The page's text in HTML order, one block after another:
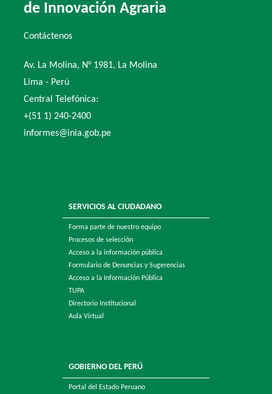
de Innovación Agraria
Contáctenos
Av. La Molina, N° 1981, La Molina
Lima - Perú
Central Telefónica:
+(51 1) 240-2400
informes@inia.gob.pe
SERVICIOS AL CIUDADANO
Forma parte de nuestro equipo
Procesos de selección
Acceso a la información pública
Formulario de Denuncias y Sugerencias
Acceso a la Información Pública
TUPA
Directorio Institucional
Aula Virtual
GOBIERNO DEL PERÚ
Portal del Estado Peruano